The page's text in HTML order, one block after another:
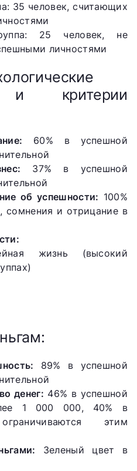
35 человек, считающих
25 человек, не
личностями
и критерии
60% в успешной
37% в успешной
об успешности: 100%
сомнения и отрицание в
жизнь (высокий
89% в успешной
денег: 46% в успешной
1 000 000, 40% в
этим
Зеленый цвет в